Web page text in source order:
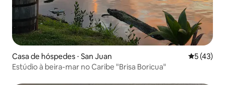
Casa de hóspedes ⋅ San Juan 5 de uma
5 (43)
Estúdio à beira-mar no Caribe "Brisa Boricua"